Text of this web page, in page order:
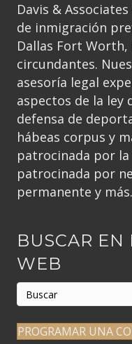
Davis &
de inmigración
Dallas Fort Worth,
circundantes.
asesoría legal
aspectos de la ley
defensa de
hábeas corpus y
patrocinada por
patrocinada por
permanente y más.
BUSCAR EN
WEB
PROGRAMAR UNA